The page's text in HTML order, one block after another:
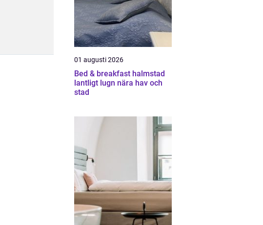
01 augusti 2026
Bed & breakfast halmstad
lantligt lugn nära hav och
stad